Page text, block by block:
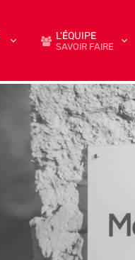
L'ÉQUIPE
SAVOIR FAIRE